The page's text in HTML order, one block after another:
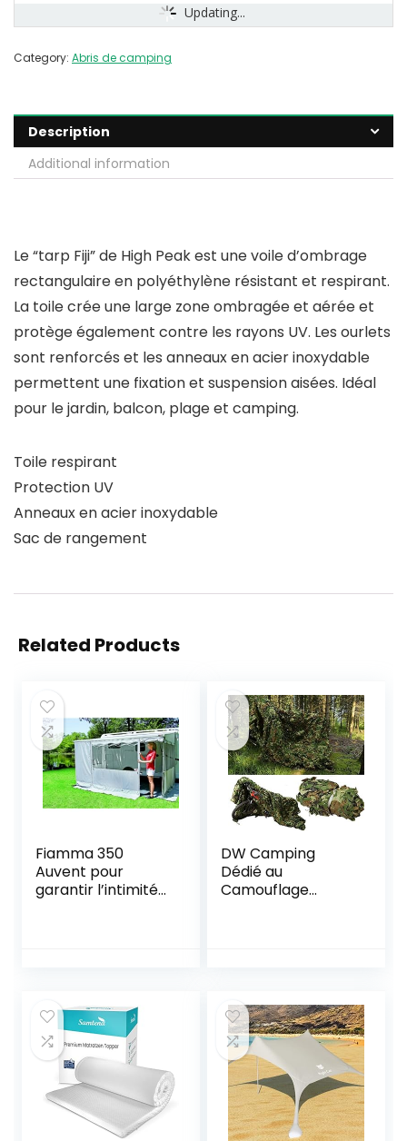
Updating...
Category: Abris de camping
Description
Additional information
Le “tarp Fiji” de High Peak est une voile d’ombrage
rectangulaire en polyéthylène résistant et respirant.
La toile crée une large zone ombragée et aérée et
protège également contre les rayons UV. Les ourlets
sont renforcés et les anneaux en acier inoxydable
permettent une fixation et suspension aisées. Idéal
pour le jardin, balcon, plage et camping.
Toile respirant
Protection UV
Anneaux en acier inoxydable
Sac de rangement
Related Products
Fiamma 350
Auvent pour
garantir l’intimité
DW Camping
Dédié au
Camouflage
Activités de Plein
Air Pêche Film
Maison de l’arbre,
Différentes Tailles